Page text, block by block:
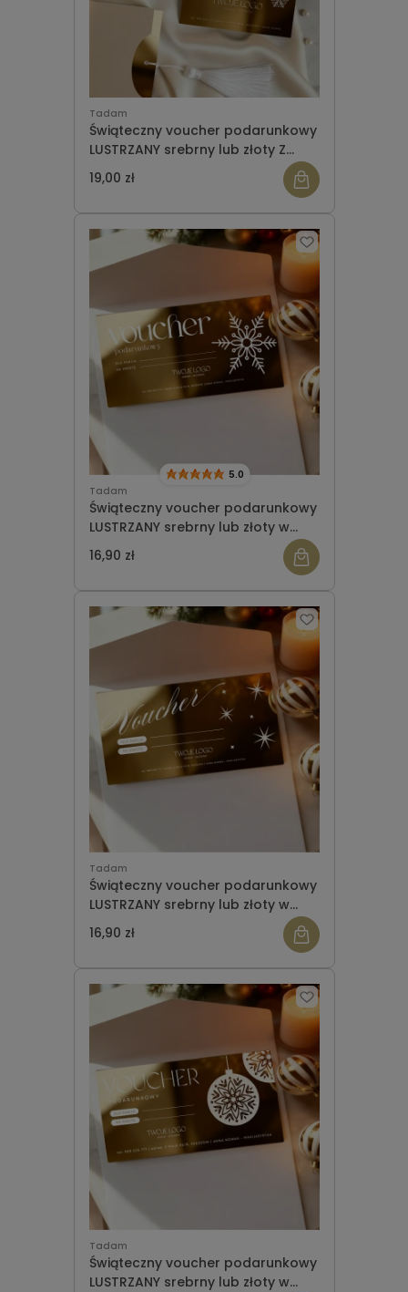
Tadam
Świąteczny voucher podarunkowy
LUSTRZANY srebrny lub złoty Z
CHWOSTEM WZÓR 964
19,00 zł
Tadam
Świąteczny voucher podarunkowy
LUSTRZANY srebrny lub złoty w
5.0
16,90 zł
Tadam
Świąteczny voucher podarunkowy
LUSTRZANY srebrny lub złoty w
16,90 zł
Tadam
Świąteczny voucher podarunkowy
LUSTRZANY srebrny lub złoty w